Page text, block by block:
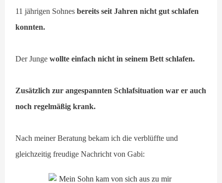
11 jährigen Sohnes bereits seit Jahren nicht gut schlafen
konnten.
Der Junge wollte einfach nicht in seinem Bett schlafen.
Zusätzlich zur angespannten Schlafsituation war er auch
noch regelmäßig krank.
Nach meiner Beratung bekam ich die verblüffte und
gleichzeitig freudige Nachricht von Gabi: